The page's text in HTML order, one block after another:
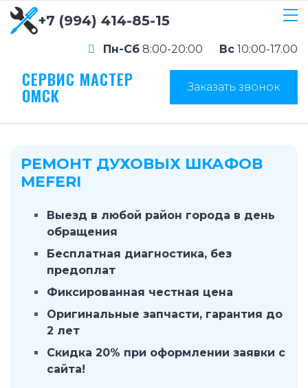
+7 (994) 414-85-15
Пн-Сб 8:00-20:00 Вс 10:00-17.00
СЕРВИС МАСТЕР
ОМСК Заказать звонок
РЕМОНТ ДУХОВЫХ ШКАФОВ
MEFERI
Выезд в любой район города в день
обращения
Бесплатная диагностика, без
предоплат
Фиксированная честная цена
Оригинальные запчасти, гарантия до
2 лет
Скидка 20% при оформлении заявки с
сайта!